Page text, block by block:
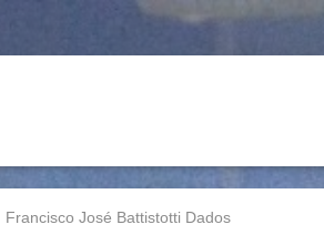
Francisco José Battistotti Dados